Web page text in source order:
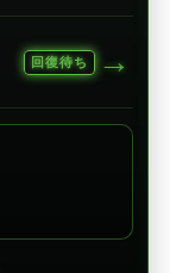
回復待ち →